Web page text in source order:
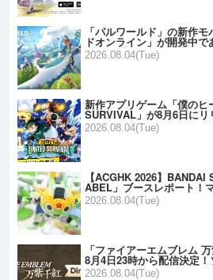
「パルワールド」の新作
ドオンライン」が開発中
2026.08.04(Tue)
新作アプリゲーム「僕の
SURVIVAL」が8月6日に
2026.08.04(Tue)
【ACGHK 2026】
ABEL」ブースレポート！
2026.08.04(Tue)
「ファイアーエムブレム
8月4日23時から配信決定
2026.08.04(Tue)